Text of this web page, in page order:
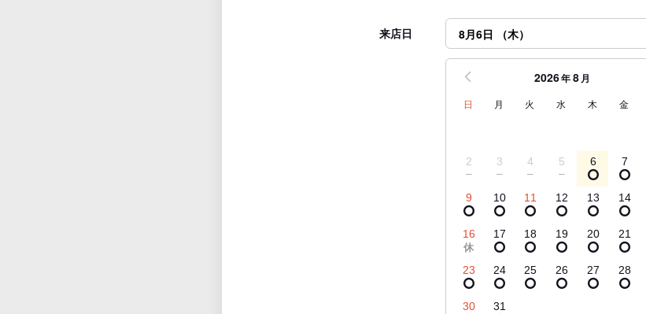
来店日 8月6日 （木）
2026年8月
日 月 火 水 木 金
2 3 4 5 6 7
9 10 11 12 13 14
16 17 18 19 20 21
23 24 25 26 27 28
30 31